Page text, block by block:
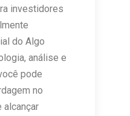
investidores
do Algo
análise e
pode
no
alcançar